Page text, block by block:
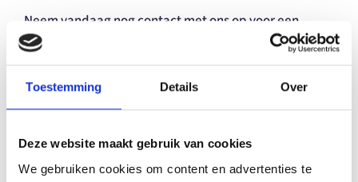
Toestemming Details Over
Deze website maakt gebruik van cookies
We gebruiken cookies om content en advertenties te
Neem vandaag nog contact met ons op voor een
vrijblijvende
en ontdek wat screens op maat
voor jouw huis kunnen betekenen.